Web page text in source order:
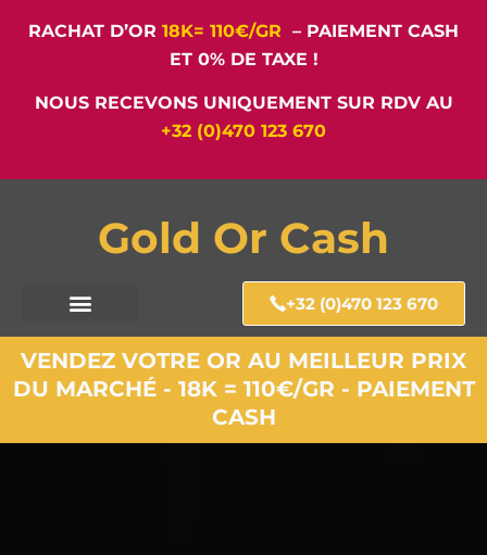
RACHAT D’OR 18K= 110€/GR – PAIEMENT CASH
ET 0% DE TAXE !
NOUS RECEVONS UNIQUEMENT SUR RDV AU
+32 (0)470 123 670
Gold Or Cash
+32 (0)470 123 670
VENDEZ VOTRE OR AU MEILLEUR PRIX
DU MARCHÉ - 18K = 110€/GR - PAIEMENT
CASH